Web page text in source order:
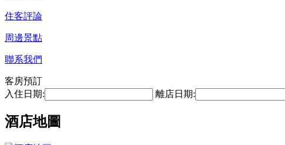
住客評論
周邊景點
聯系我們
客房預訂
入住日期:
離店日期:
酒店地圖